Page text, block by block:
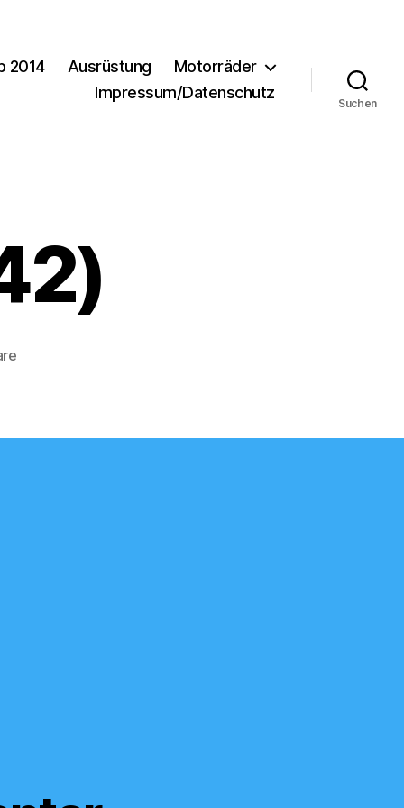
2014 Ausrüstung
Motorräder
Impressum/Datenschutz
Suchen
zu